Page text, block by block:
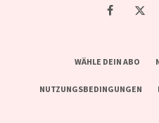
WÄHLE DEIN ABO
NUTZUNGSBEDINGUNGEN